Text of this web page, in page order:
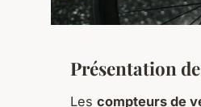
Présentation
Les compteurs de